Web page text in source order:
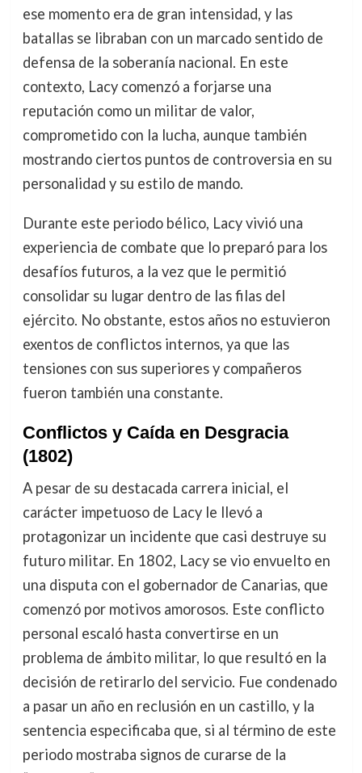
ese momento era de gran intensidad, y las
batallas se libraban con un marcado sentido de
defensa de la soberanía nacional. En este
contexto, Lacy comenzó a forjarse una
reputación como un militar de valor,
comprometido con la lucha, aunque también
mostrando ciertos puntos de controversia en su
personalidad y su estilo de mando.
Durante este periodo bélico, Lacy vivió una
experiencia de combate que lo preparó para los
desafíos futuros, a la vez que le permitió
consolidar su lugar dentro de las filas del
ejército. No obstante, estos años no estuvieron
exentos de conflictos internos, ya que las
tensiones con sus superiores y compañeros
fueron también una constante.
Conflictos y Caída en Desgracia
(1802)
A pesar de su destacada carrera inicial, el
carácter impetuoso de Lacy le llevó a
protagonizar un incidente que casi destruye su
futuro militar. En 1802, Lacy se vio envuelto en
una disputa con el gobernador de Canarias, que
comenzó por motivos amorosos. Este conflicto
personal escaló hasta convertirse en un
problema de ámbito militar, lo que resultó en la
decisión de retirarlo del servicio. Fue condenado
a pasar un año en reclusión en un castillo, y la
sentencia especificaba que, si al término de este
periodo mostraba signos de curarse de la